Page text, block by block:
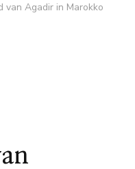
van Agadir in Marokko